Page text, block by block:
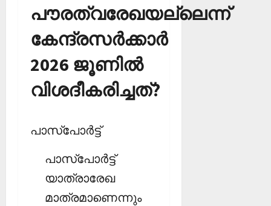
പൗരത്വരേഖയല്ലെന്ന്
കേന്ദ്രസര്‍ക്കാര്‍
2026 ജൂണില്‍
വിശദീകരിച്ചത്?
പാസ്‌പോര്‍ട്ട്‌
പാസ്‌പോര്‍ട്ട്
യാത്രാരേഖ
മാത്രമാണെന്നും